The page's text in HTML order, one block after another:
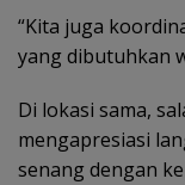
“Kita juga
yang dibutuhkan
Di lokasi sama,
mengapresiasi
senang dengan